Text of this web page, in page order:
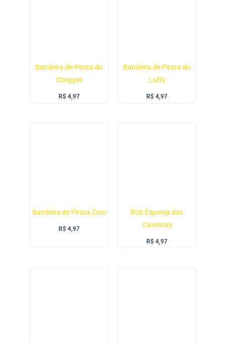
Bandeira de Pirata do
Chopper
R$ 4,97
Bandeira de Pirata do
Luffy
R$ 4,97
Bandeira de Pirata Zoro
R$ 4,97
Bob Esponja das
Cavernas
R$ 4,97